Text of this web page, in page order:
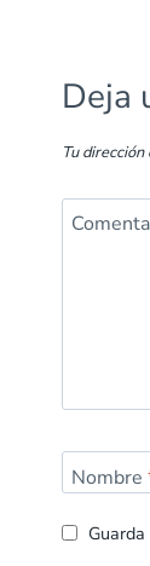
Deja
Tu
Nombre